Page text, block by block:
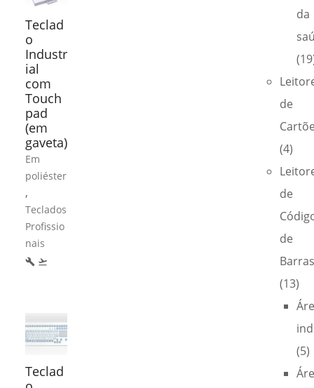
Teclad
o
Industr
ial
com
Touch
pad
(em
gaveta)
Em
poliéster
,
Teclados
Profissio
nais
build flight_takeoff
Teclad
da
de
(4)
de
de
Barras
(13)
(5)